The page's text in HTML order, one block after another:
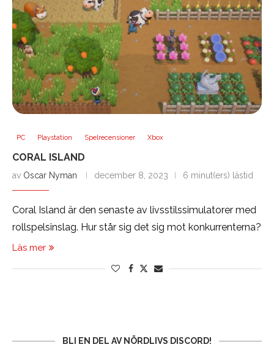
PC Playstation Spelrecensioner Xbox
CORAL ISLAND
av Oscar Nyman december 8, 2023 6 minut(ers) lästid
Coral Island är den senaste av livsstilssimulatorer med
rollspelsinslag. Hur står sig det sig mot konkurrenterna?
Läs mer
BLI EN DEL AV NÖRDLIVS DISCORD!